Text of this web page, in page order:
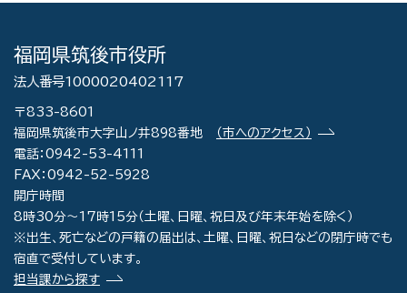
福岡県筑後市役所
法人番号1000020402117
〒833-8601
福岡県筑後市大字山ノ井898番地
（市へのアクセス）
電話：0942-53-4111
FAX：0942-52-5928
開庁時間
8時30分～17時15分（土曜、日曜、祝日及び年末年始を除く）
※出生、死亡などの戸籍の届出は、土曜、日曜、祝日などの閉庁時でも
宿直で受付しています。
担当課から探す